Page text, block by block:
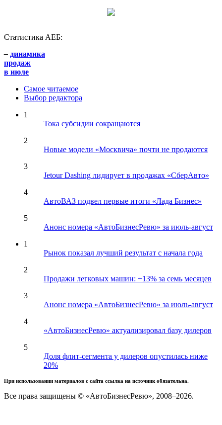
Статистика АЕБ:
– динамика
продаж
в июле
Самое читаемое
Выбор редактора
1
Тока субсидии сокращаются
2
Новые модели «Москвича» почти не продаются
3
Jetour Dashing лидирует в продажах «СберАвто»
4
АвтоВАЗ подвел первые итоги «Лада Бизнес»
5
Анонс номера «АвтоБизнесРевю» за июль-август
1
Рынок показал лучший результат с начала года
2
Продажи легковых машин: +13% за семь месяцев
3
Анонс номера «АвтоБизнесРевю» за июль-август
4
«АвтоБизнесРевю» актуализировал базу дилеров
5
Доля флит-сегмента у дилеров опустилась ниже
20%
При использовании материалов с сайта ссылка на источник обязательна.
Все права защищены © «АвтоБизнесРевю», 2008–2026.